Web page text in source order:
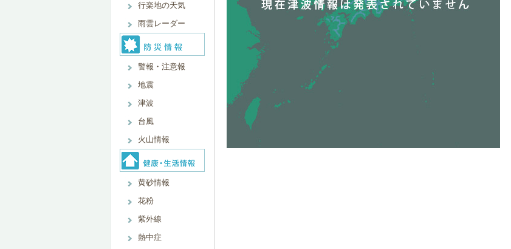
行楽地の天気
雨雲レーダー
警報・注意報
地震
津波
台風
火山情報
黄砂情報
花粉
紫外線
熱中症